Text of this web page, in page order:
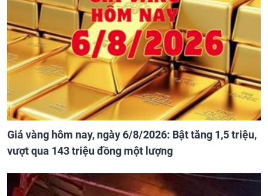
Giá vàng hôm nay, ngày 6/8/2026: Bật tăng 1,5 triệu,
vượt qua 143 triệu đồng một lượng